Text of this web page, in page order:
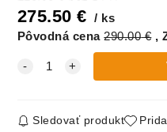
275.50 €
ks
Pôvodná cena 290.00€
Sledovať produkt